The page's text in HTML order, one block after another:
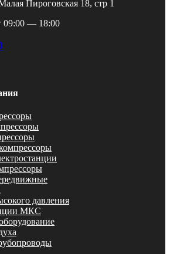
Пироговская 18, стр 1
09:00 — 18:00
давления
МКС